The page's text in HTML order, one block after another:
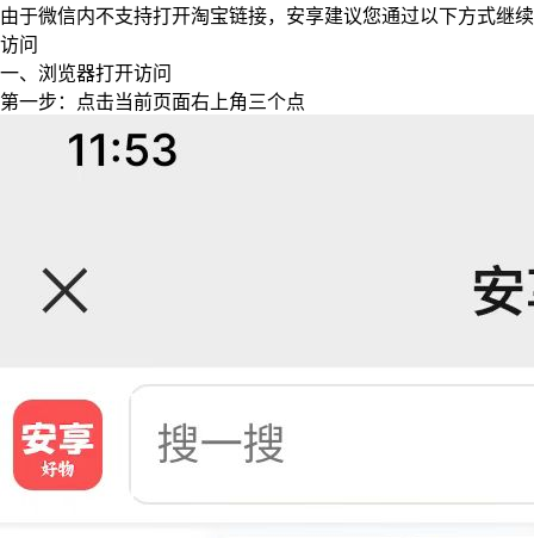
由于微信内不支持打开淘宝链接，安享建议您通过以下方式继续
访问
一、浏览器打开访问
第一步：点击当前页面右上角三个点